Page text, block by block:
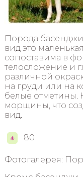
Порода
вид это
сопоставима в
телосложение и
различной
на груди или на
белые отметины.
морщины, что
вид.
80
Фотогалерея: